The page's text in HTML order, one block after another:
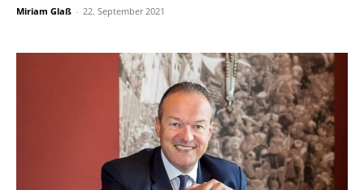
Miriam Glaß - 22. September 2021